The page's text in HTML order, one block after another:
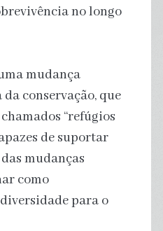
no longo
mudança
conservação, que
“refúgios
de suportar
mudanças
como
para o